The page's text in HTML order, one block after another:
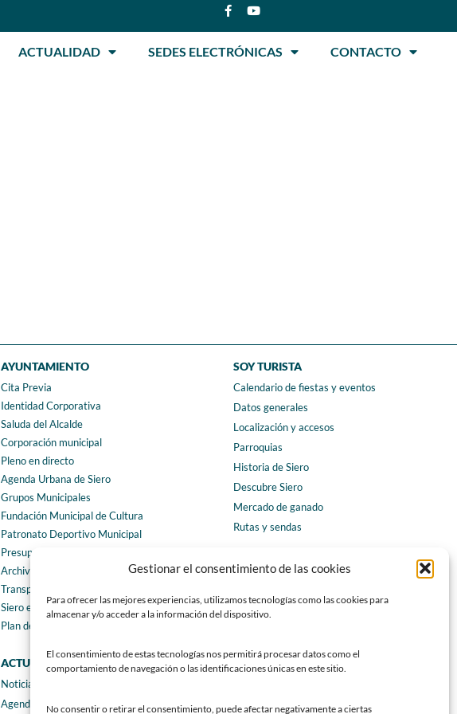
Gestionar el consentimiento de las cookies
Para ofrecer las mejores experiencias, utilizamos tecnologías como las cookies para
almacenar y/o acceder a la información del dispositivo.
El consentimiento de estas tecnologías nos permitirá procesar datos como el
comportamiento de navegación o las identificaciones únicas en este sitio.
No consentir o retirar el consentimiento, puede afectar negativamente a ciertas
ACTUALIDAD SEDES ELECTRÓNICAS CONTACTO
AYUNTAMIENTO
Cita Previa
Identidad Corporativa
Saluda del Alcalde
Corporación municipal
Pleno en directo
Agenda Urbana de Siero
Grupos Municipales
Fundación Municipal de Cultura
Patronato Deportivo Municipal
Presupuestos municipales
Archivo municipal
Transparencia
Siero en Cifras
Plan de igualdad
ACTUALIDAD
Noticias
Agenda
SOY TURISTA
Calendario de fiestas y eventos
Datos generales
Localización y accesos
Parroquias
Historia de Siero
Descubre Siero
Mercado de ganado
Rutas y sendas
CONTACTO
Teléfonos de interés
Formulario de contacto